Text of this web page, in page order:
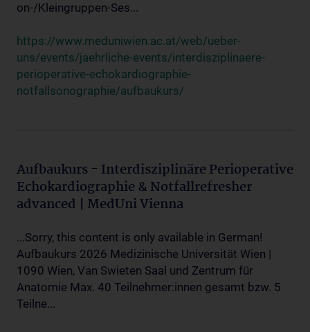
on-/Kleingruppen-Ses...
https://www.meduniwien.ac.at/web/ueber-
uns/events/jaehrliche-events/interdisziplinaere-
perioperative-echokardiographie-
notfallsonographie/aufbaukurs/
Aufbaukurs - Interdisziplinäre Perioperative
Echokardiographie & Notfallrefresher
advanced | MedUni Vienna
...Sorry, this content is only available in German!
Aufbaukurs 2026 Medizinische Universität Wien |
1090 Wien, Van Swieten Saal und Zentrum für
Anatomie Max. 40 Teilnehmer:innen gesamt bzw. 5
Teilne...